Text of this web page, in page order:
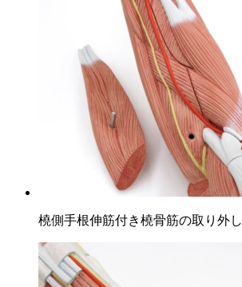
橈側手根伸筋付き橈骨筋の取り外し